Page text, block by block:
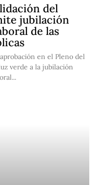
del
jubilación
de las
en el Pleno del
verde a la jubilación